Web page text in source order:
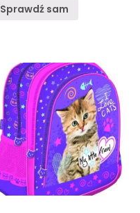
Sprawdź sam